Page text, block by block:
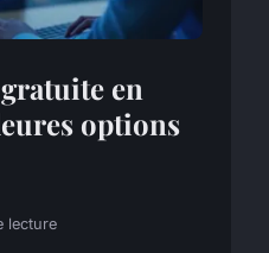
en
options
lecture